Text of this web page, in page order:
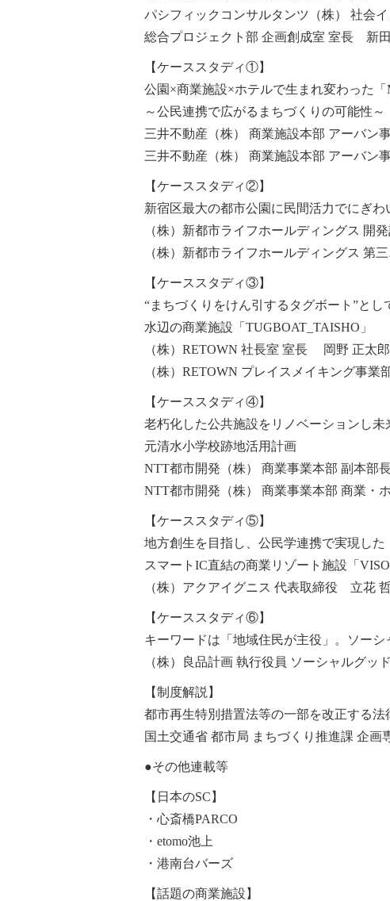
パシフィックコンサルタンツ（株） 社会
総合プロジェクト部 企画創成室 室長 新
【ケーススタディ①】
公園×商業施設×ホテルで生まれ変わった「
～公民連携で広がるまちづくりの可能性～
三井不動産（株） 商業施設本部 アーバ
三井不動産（株） 商業施設本部 アーバ
【ケーススタディ②】
新宿区最大の都市公園に民間活力でにぎ
（株）新都市ライフホールディングス 開
（株）新都市ライフホールディングス
【ケーススタディ③】
“まちづくりをけん引するタグボート”とし
水辺の商業施設「TUGBOAT_TAISHO」
（株）RETOWN 社長室 室長 岡野 正太郎
（株）RETOWN プレイスメイキング事
【ケーススタディ④】
老朽化した公共施設をリノベーションし
元清水小学校跡地活用計画
NTT都市開発（株） 商業事業本部 副本
NTT都市開発（株） 商業事業本部 商業・
【ケーススタディ⑤】
地方創生を目指し、公民学連携で実現した
スマートIC直結の商業リゾート施設「
（株）アクアイグニス 代表取締役 立花
【ケーススタディ⑥】
キーワードは「地域住民が主役」。ソーシ
（株）良品計画 執行役員 ソーシャルグ
【制度解説】
都市再生特別措置法等の一部を改正する
国土交通省 都市局 まちづくり推進課 企
●その他連載等
【日本のSC】
・心斎橋PARCO
・etomo池上
・港南台バーズ
【話題の商業施設】